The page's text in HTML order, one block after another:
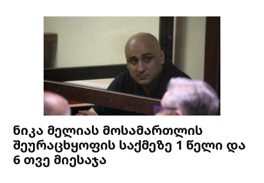
ნიკა მელიას მოსამართლის
შეურაცხყოფის საქმეზე 1 წელი და
6 თვე მიესაჯა